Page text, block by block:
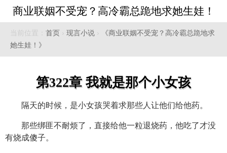
商业联姻不受宠？高冷霸总跪地求她生娃！
当前位置： 首页 › 现言小说 ›
《商业联姻不受宠？高冷霸总跪地求
她生娃！》
第322章 我就是那个小女孩
隔天的时候，是小女孩哭着求那些人让他们给他药。
那些绑匪不耐烦了，直接给他一粒退烧药，他吃了才没
有烧成傻子。